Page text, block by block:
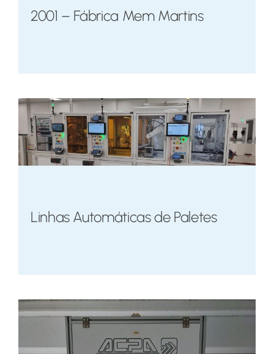
2001 – Fábrica Mem Martins
Linhas Automáticas de Paletes